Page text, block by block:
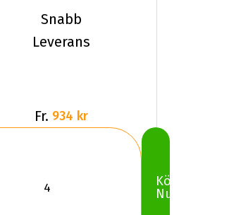
TREK
M900 ICE
XL
Snabb
Leverans
Fr. 934 kr
Köp
Nu